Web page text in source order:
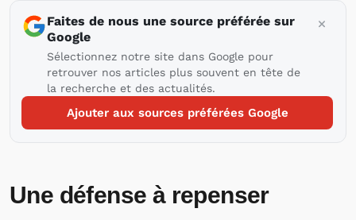
Faites de nous une source préférée sur
Google
Sélectionnez notre site dans Google pour
retrouver nos articles plus souvent en tête de
la recherche et des actualités.
Ajouter aux sources préférées Google
Une défense à repenser